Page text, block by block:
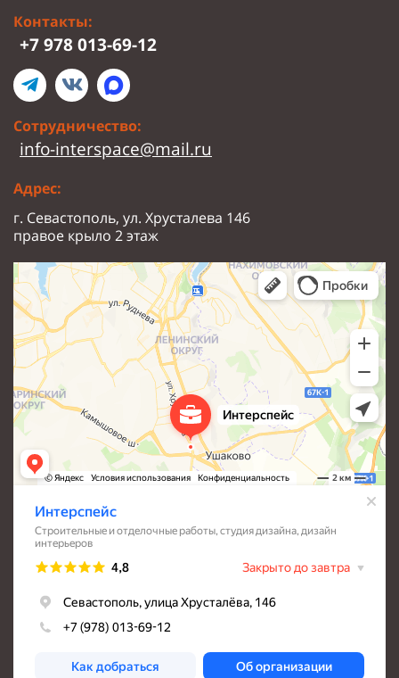
Контакты:
+7 978 013-69-12
Сотрудничество:
info-interspace@mail.ru
Адрес:
г. Севастополь, ул. Хрусталева 146
правое крыло 2 этаж